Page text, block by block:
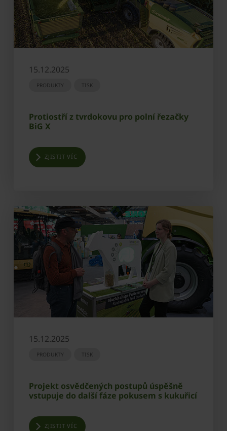
15.12.2025
PRODUKTY TISK
Protiostří z tvrdokovu pro polní řezačky
BiG X
ZJISTIT VÍC
15.12.2025
PRODUKTY TISK
Projekt osvědčených postupů úspěšně
vstupuje do další fáze pokusem s kukuřicí
ZJISTIT VÍC